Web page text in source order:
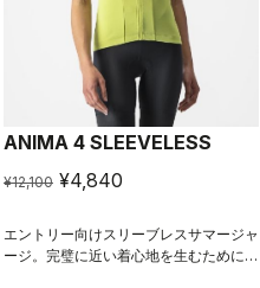
ANIMA 4 SLEEVELESS
¥12,100 ¥4,840
エントリー向けスリーブレスサマージャ
ージ。完璧に近い着心地を生むために、